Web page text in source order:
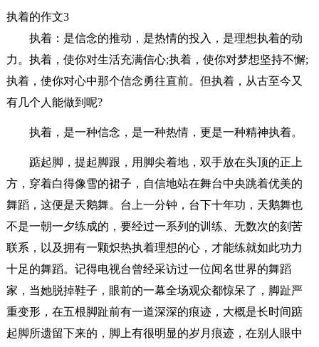
执着的作文3
执着：是信念的推动，是热情的投入，是理想执着的动
力。执着，使你对生活充满信心;执着，使你对梦想坚持不懈;
执着，使你对心中那个信念勇往直前。但执着，从古至今又
有几个人能做到呢?
执着，是一种信念，是一种热情，更是一种精神执着。
踮起脚，提起脚跟，用脚尖着地，双手放在头顶的正上
方，穿着白得像雪的裙子，自信地站在舞台中央跳着优美的
舞蹈，这便是天鹅舞。台上一分钟，台下十年功，天鹅舞也
不是一朝一夕练成的，要经过一系列的训练、无数次的刻苦
联系，以及拥有一颗炽热执着理想的心，才能练就如此功力
十足的舞蹈。记得电视台曾经采访过一位闻名世界的舞蹈
家，当她脱掉鞋子，眼前的一幕全场观众都惊呆了，脚趾严
重变形，在五根脚趾前有一道深深的痕迹，大概是长时间踮
起脚所遗留下来的，脚上有很明显的岁月痕迹，在别人眼中